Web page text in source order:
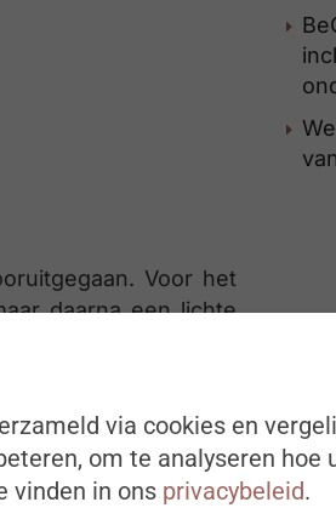
Voor het
daarna een lichte
geworden maar
blijft een belangrijk
is
via cookies en
om te analyseren hoe
vinden in ons privacybeleid.